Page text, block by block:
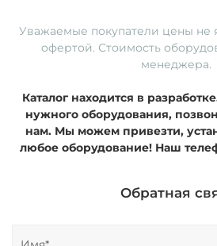
Уважаемые покупатели цены не
офертой. Стоимость
менеджера.
Каталог находится в
нужного оборудования,
нам. Мы можем привезти,
любое оборудование! Наш
Обратная